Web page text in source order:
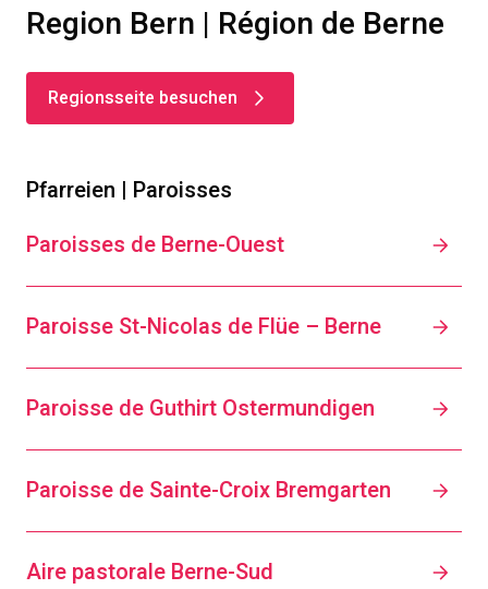
Region Bern | Région de Berne
Regionsseite besuchen
Pfarreien | Paroisses
Paroisses de Berne-Ouest
Paroisse St-Nicolas de Flüe – Berne
Paroisse de Guthirt Ostermundigen
Paroisse de Sainte-Croix Bremgarten
Aire pastorale Berne-Sud